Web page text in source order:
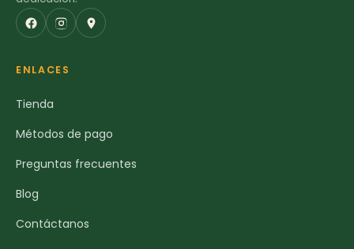
ENLACES
Tienda
Métodos de pago
Preguntas frecuentes
Blog
Contáctanos